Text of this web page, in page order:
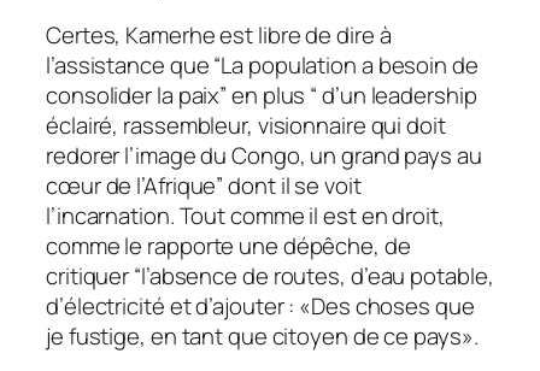
Certes, Kamerhe est libre de dire à
l’assistance que “La population a besoin de
consolider la paix” en plus “d’un leadership
éclairé, rassembleur, visionnaire qui doit
redorer l’image du Congo, un grand pays au
cœur de l’Afrique” dont il se voit
l’incarnation. Tout comme il est en droit,
comme le rapporte une dépêche, de
critiquer “l’absence de routes, d’eau potable,
d’électricité etd’ajouter : «Des choses que
je fustige, en tant que citoyen de ce pays».